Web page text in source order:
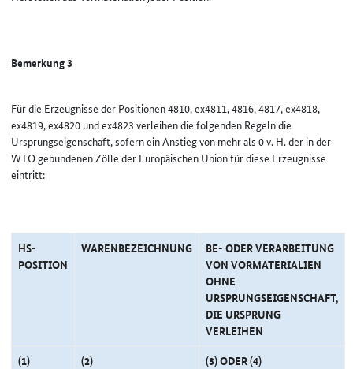
Bemerkung 3
Für die Erzeugnisse der Positionen 4810, ex4811, 4816, 4817, ex4818,
ex4819, ex4820 und ex4823 verleihen die folgenden Regeln die
Ursprungseigenschaft, sofern ein Anstieg von mehr als 0 v. H. der in der
WTO gebundenen Zölle der Europäischen Union für diese Erzeugnisse
eintritt:
HS-
POSITION
WARENBEZEICHNUNG
BE- ODER VERARBEITUNG
VON VORMATERIALIEN
OHNE
URSPRUNGSEIGENSCHAFT,
DIE URSPRUNG
VERLEIHEN
(1)
(2)
(3) ODER (4)